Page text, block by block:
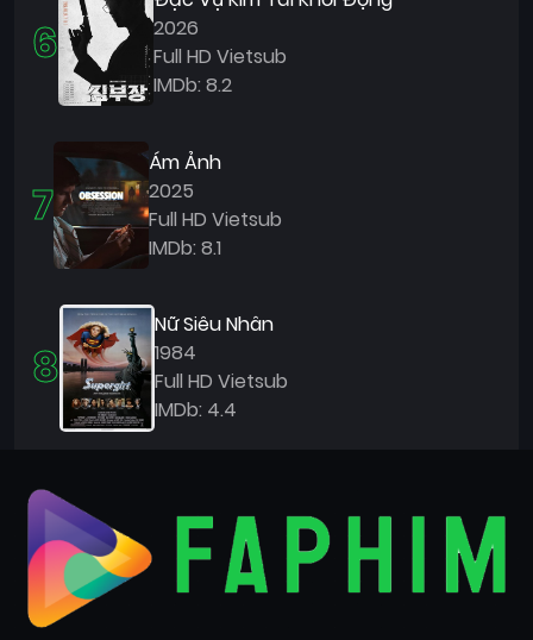
6
2026
Full HD Vietsub
IMDb: 8.2
7
Ám Ảnh
2025
Full HD Vietsub
IMDb: 8.1
8
Nữ Siêu Nhân
1984
Full HD Vietsub
IMDb: 4.4